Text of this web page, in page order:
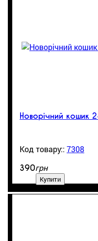
Новорічний кошик
7308
390грн
Купити